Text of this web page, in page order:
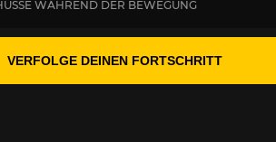
WÄHREND DER BEWEGUNG
VERFOLGE DEINEN FORTSCHRITT